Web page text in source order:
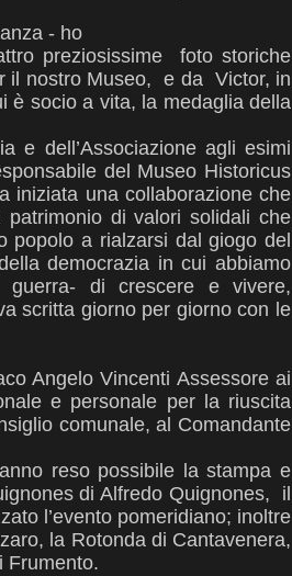
- ho
preziosissime foto storiche
il nostro Museo, e da Victor, in
è socio a vita, la medaglia della
e dell’Associazione agli esimi
del Museo Historicus
iniziata una collaborazione che
di valori solidali che
popolo a rialzarsi dal giogo del
democrazia in cui abbiamo
di crescere e vivere,
scritta giorno per giorno con le
Angelo Vincenti Assessore ai
e personale per la riuscita
comunale, al Comandante
reso possibile la stampa e
di Alfredo Quignones, il
l’evento pomeridiano; inoltre
la Rotonda di Cantavenera,
Frumento.